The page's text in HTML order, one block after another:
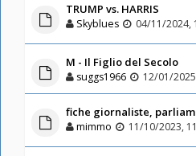
TRUMP vs. HARRIS
Skyblues 04/11/2024,
M - Il Figlio del Secolo
suggs1966 12/01/
fiche giornaliste,
mimmo 11/10/2023,